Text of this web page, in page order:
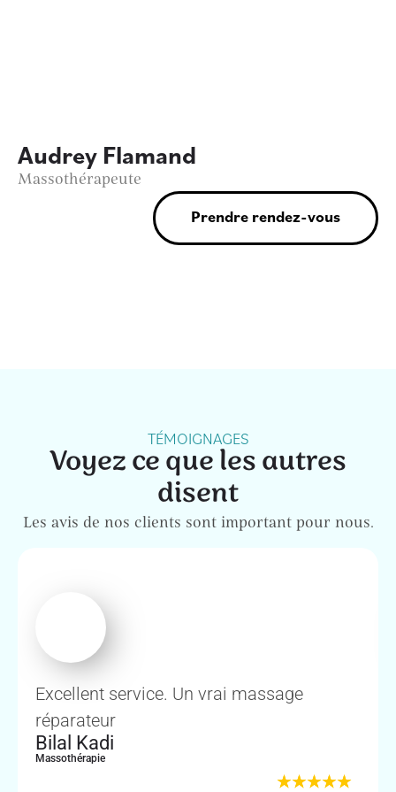
Audrey Flamand
Massothérapeute
Prendre rendez-vous
TÉMOIGNAGES
Voyez ce que les autres
disent
Les avis de nos clients sont important pour nous.
Excellent service. Un vrai massage
réparateur
Bilal Kadi
Massothérapie